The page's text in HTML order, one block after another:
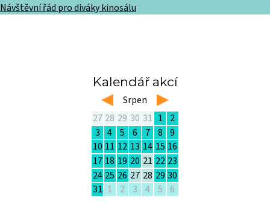
Návštěvní řád pro diváky kinosálu
Kalendář akcí
left Srpen right
27 28 29 30 31 1
2
3
4 5 6 7 8
9
10 11 12 13 14 15 16
17 18 19 20 21 22 23
24 25 26 27 28 29 30
31 1 2 3 4 5 6